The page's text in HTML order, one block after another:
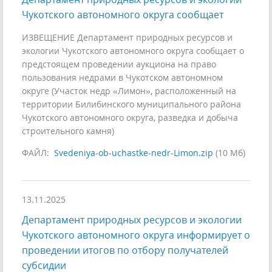
Чукотского автономного округа сообщает
ИЗВЕЩЕНИЕ Департамент природных ресурсов и
экологии Чукотского автономного округа сообщает о
предстоящем проведении аукциона на право
пользования недрами в Чукотском автономном
округе (Участок недр «Лимон», расположенный на
территории Билибинского муниципального района
Чукотского автономного округа, разведка и добыча
строительного камня)
ФАЙЛ: Svedeniya-ob-uchastke-nedr-Limon.zip (10 Мб)
13.11.2025
Департамент природных ресурсов и экологии
Чукотского автономного округа информирует о
проведении итогов по отбору получателей
субсидии